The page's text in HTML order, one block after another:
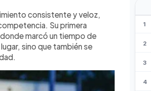
metros libre
Su desempeño
que hasta ese
posición.
consistente y veloz,
Su primera
marcó un tiempo de
sino que también se